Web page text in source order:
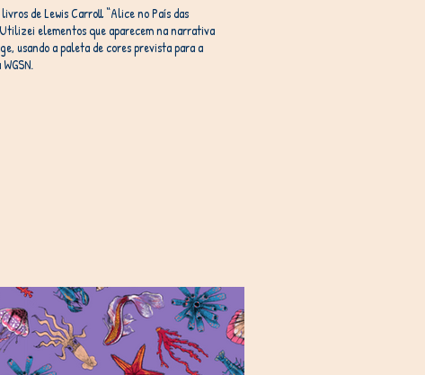
de Lewis Carroll “Alice no País das
elementos que aparecem na narrativa
usando a paleta de cores prevista para a